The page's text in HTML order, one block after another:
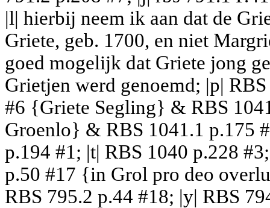
|l| hierbij neem ik aan dat de
Griete, geb. 1700, en niet
goed mogelijk dat Griete jong
Grietjen werd genoemd; |p|
#6 {Griete Segling} & RBS
Groenlo} & RBS 1041.1 p.175
p.194 #1; |t| RBS 1040 p.228
p.50 #17 {in Grol pro deo
RBS 795.2 p.44 #18; |y| RBS